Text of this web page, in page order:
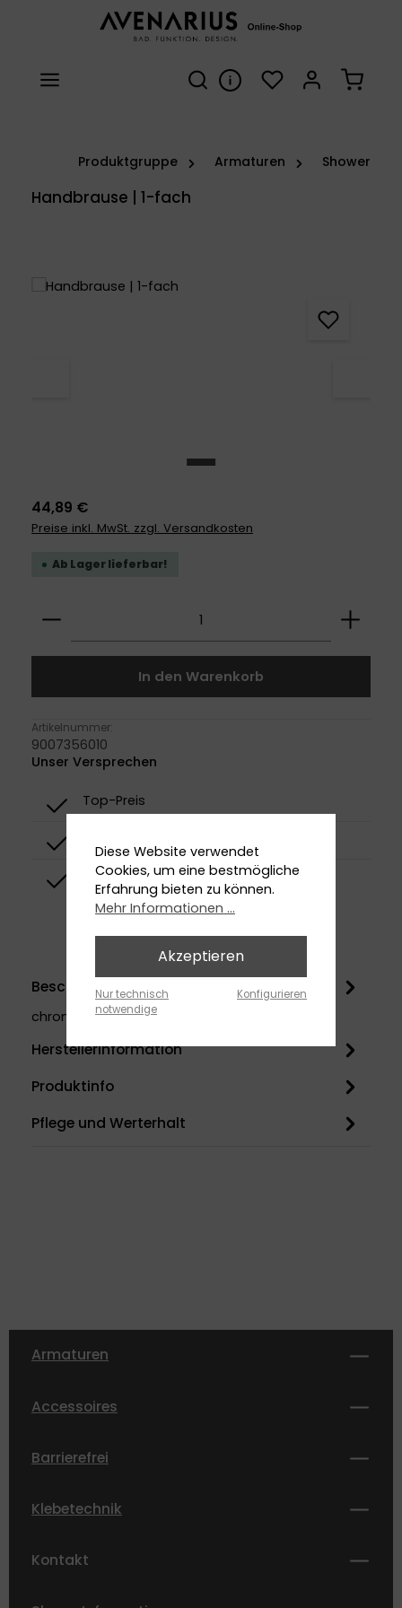
Zum Hauptinhalt springen
Du hast 0 Produkte
Produktgruppe Armaturen Shower
Handbrause | 1-fach
Bildergalerie überspringen
44,89 €
Preise inkl. MwSt. zzgl. Versandkosten
Ab Lager lieferbar!
Produkt Anzahl: Gib den gewünschten
In den Warenkorb
Artikelnummer:
9007356010
Unser Versprechen
Top-Preis
Top-Design
Beschreibung
chrom1-fachKunststoff
Herstellerinformation
Produktinfo
Pflege und Werterhalt
Armaturen
Accessoires
Barrierefrei
Klebetechnik
Kontakt
Diese Website verwendet
Cookies, um eine bestmögliche
Erfahrung bieten zu können.
Mehr Informationen ...
Akzeptieren
Nur technisch
notwendige
Konfigurieren